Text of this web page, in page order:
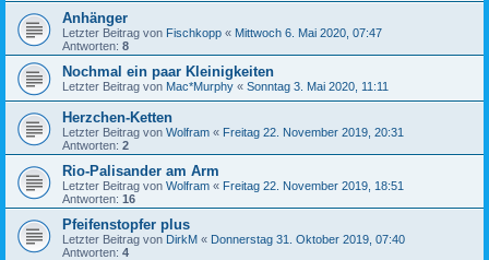
Anhänger
Letzter Beitrag von Fischkopp « Mittwoch 6. Mai 2020, 07:47
Antworten: 8
Nochmal ein paar Kleinigkeiten
Letzter Beitrag von Mac*Murphy « Sonntag 3. Mai 2020, 11:11
Herzchen-Ketten
Letzter Beitrag von Wolfram « Freitag 22. November 2019, 20:31
Antworten: 2
Rio-Palisander am Arm
Letzter Beitrag von Wolfram « Freitag 22. November 2019, 18:51
Antworten: 16
Pfeifenstopfer plus
Letzter Beitrag von DirkM « Donnerstag 31. Oktober 2019, 07:40
Antworten: 4